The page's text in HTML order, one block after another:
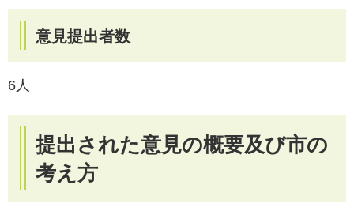
意見提出者数
6人
提出された意見の概要及び市の
考え方